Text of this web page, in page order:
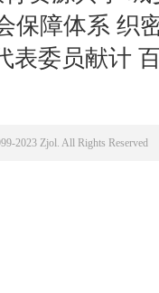
保障体系 织
表委员献计
2023 Zjol. All Rights Reserved